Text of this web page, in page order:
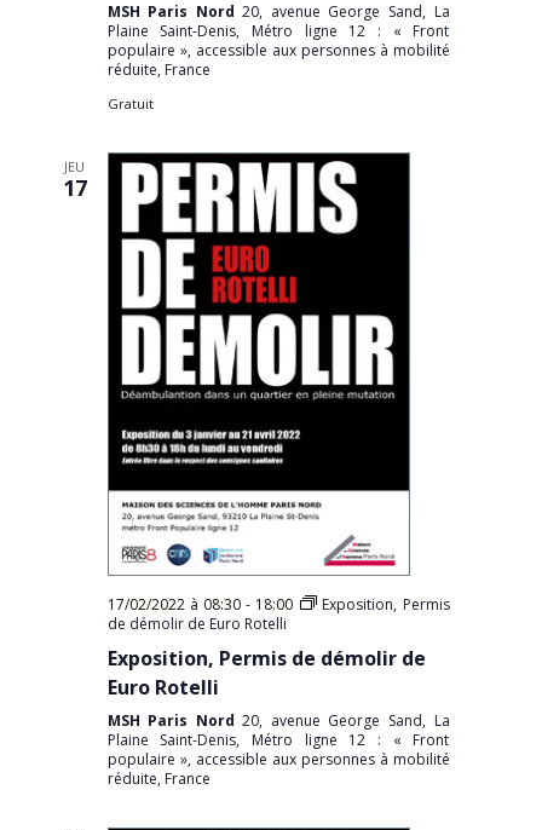
MSH Paris Nord20, avenue George Sand, La
Plaine Saint-Denis, Métro ligne 12 : « Front
populaire », accessible aux personnes à mobilité
réduite, France
Gratuit
JEU
17
17/02/2022 à 08:30- 18:00
Exposition, Permis
de démolir de Euro Rotelli
Exposition, Permis de démolir de
Euro Rotelli
MSH Paris Nord20, avenue George Sand, La
Plaine Saint-Denis, Métro ligne 12 : « Front
populaire », accessible aux personnes à mobilité
réduite, France